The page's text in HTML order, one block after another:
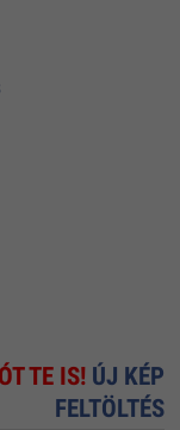
TE IS! ÚJ KÉP
FELTÖLTÉS